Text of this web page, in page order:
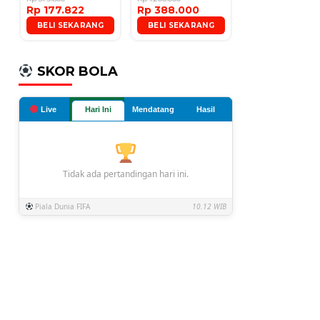
Rp 177.822
BELI SEKARANG
Microphone
Rp 388.000
BELI SEKARANG
SKOR BOLA
Live Hari Ini Mendatang Hasil
Tidak ada pertandingan hari ini.
Piala Dunia FIFA 10.12 WIB